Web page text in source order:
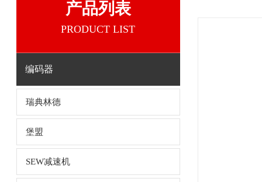
产品列表
PRODUCT LIST
编码器
瑞典林德
堡盟
SEW减速机